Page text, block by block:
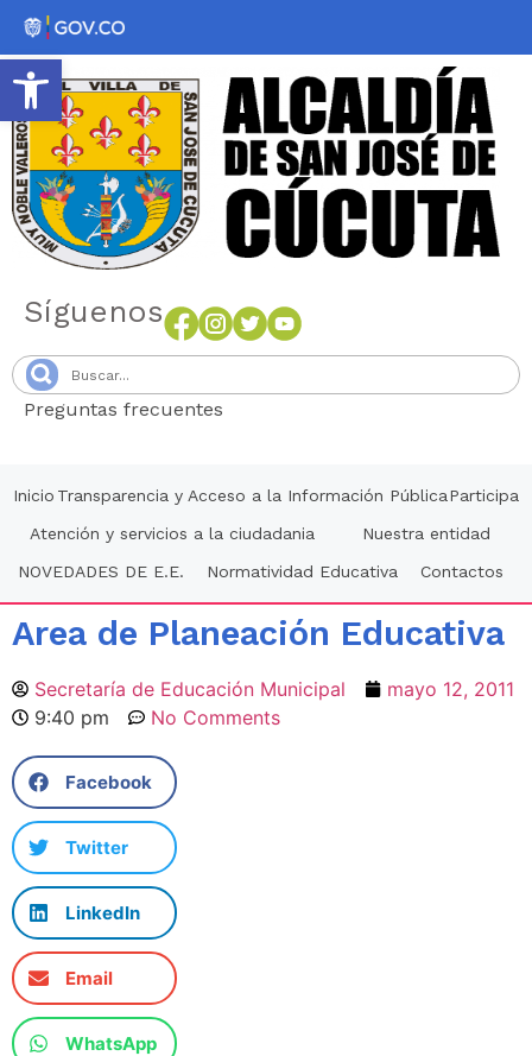
Abrir barra de herramientas
Síguenos
Preguntas frecuentes
Inicio Transparencia y Acceso a la Información PúblicaParticipa
Atención y servicios a la ciudadania
Nuestra entidad
NOVEDADES DE E.E.
Normatividad Educativa Contactos
Area de Planeación Educativa
Secretaría de Educación Municipal
mayo 12, 2011
9:40 pm
No Comments
Facebook
Twitter
LinkedIn
Email
WhatsApp